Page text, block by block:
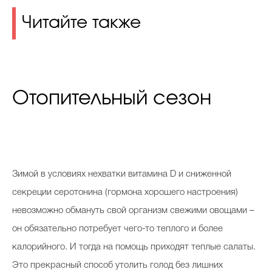
Читайте также
Отопительный сезон
Зимой в условиях нехватки витамина D и сниженной
секреции серотонина (гормона хорошего настроения)
невозможно обмануть свой организм свежими овощами –
он обязательно потребует чего-то теплого и более
калорийного. И тогда на помощь приходят теплые салаты.
Это прекрасный способ утолить голод без лишних